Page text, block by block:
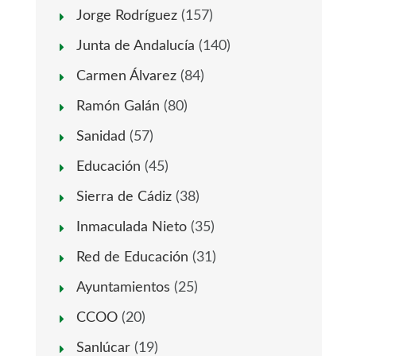
Jorge Rodríguez (157)
Junta de Andalucía (140)
Carmen Álvarez (84)
Ramón Galán (80)
Sanidad (57)
Educación (45)
Sierra de Cádiz (38)
Inmaculada Nieto (35)
Red de Educación (31)
Ayuntamientos (25)
CCOO (20)
Sanlúcar (19)